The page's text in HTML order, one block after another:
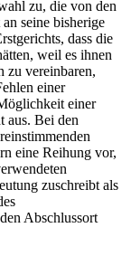
zu, die von den
seine bisherige
dass die
weil es ihnen
zu vereinbaren,
einer
einer
aus. Bei den
eine Reihung vor,
zuschreibt als
Abschlussort